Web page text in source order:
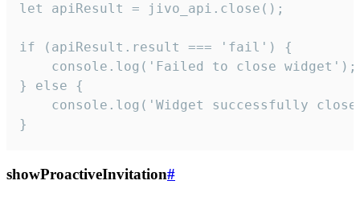
let apiResult = jivo_api.close();
if (apiResult.result === 'fail') {
    console.log('Failed to close widget');
} else {
console.log('Widget successfully
}
showProactiveInvitation#